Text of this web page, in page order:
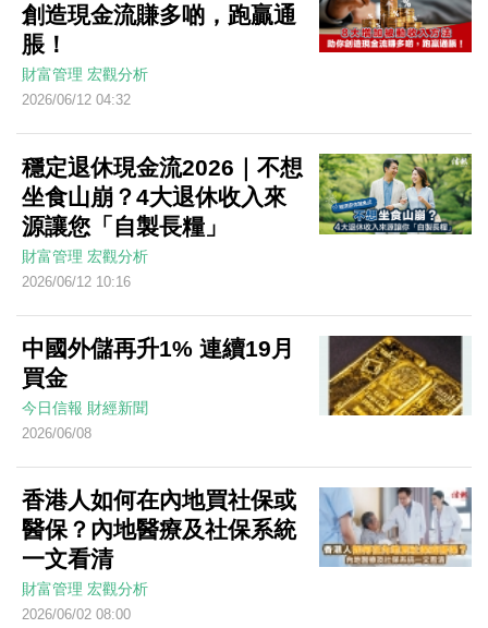
創造現金流賺多啲，跑贏通
脹！
財富管理 宏觀分析
2026/06/12 04:32
穩定退休現金流2026｜不想
坐食山崩？4大退休收入來
源讓您「自製長糧」
財富管理 宏觀分析
2026/06/12 10:16
中國外儲再升1% 連續19月
買金
今日信報 財經新聞
2026/06/08
香港人如何在內地買社保或
醫保？內地醫療及社保系統
一文看清
財富管理 宏觀分析
2026/06/02 08:00